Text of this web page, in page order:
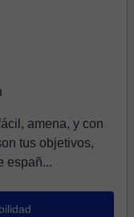
amena, y con
tus objetivos,
de españ...